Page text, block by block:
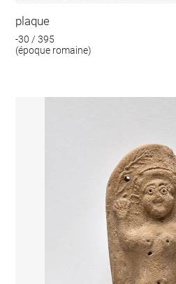
plaque
-30 / 395
(époque romaine)